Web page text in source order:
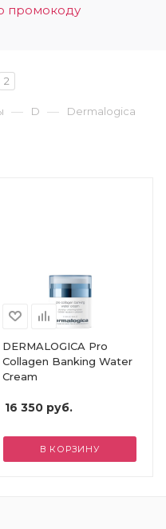
промокоду
2
— D — Dermalogica
DERMALOGICA Pro
Collagen Banking Water
Cream
16 350руб.
В КОРЗИНУ